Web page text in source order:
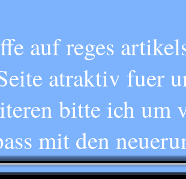
auf reges
atraktiv fuer
bitte ich um
mit den